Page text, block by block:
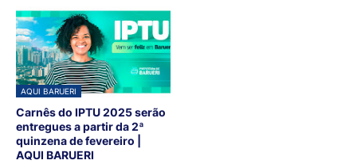
AQUI BARUERI
Carnês do IPTU 2025 serão
entregues a partir da 2ª
quinzena de fevereiro |
AQUI BARUERI